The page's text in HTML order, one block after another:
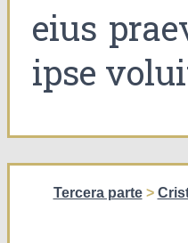
eius
ipse
Tercera parte>